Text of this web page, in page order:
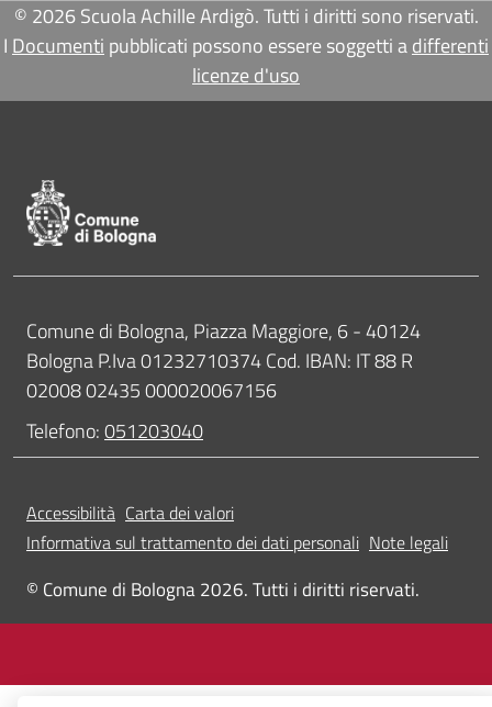
© 2026 Scuola Achille Ardigò. Tutti i diritti sono riservati.
I Documenti pubblicati possono essere soggetti adifferenti
licenze d'uso
Contatti
Comune di Bologna, Piazza Maggiore, 6 - 40124
Bologna P.Iva 01232710374 Cod. IBAN: IT 88 R
02008 02435 000020067156
Telefono:051203040
Accessibilità Carta dei valori
Informativa sul trattamento dei dati personali Note legali
© Comune di Bologna 2026. Tutti i diritti riservati.